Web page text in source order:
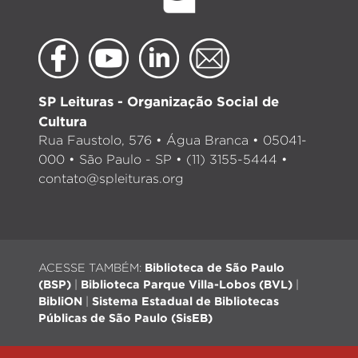
SP Leituras - Organização Social de
Cultura
Rua Faustolo, 576 • Água Branca • 05041-
000 • São Paulo - SP • (11) 3155-5444 •
contato@spleituras.org
ACESSE TAMBÉM: Biblioteca de São Paulo
(BSP)
Biblioteca Parque Villa-Lobos (BVL)
BibliON
Sistema Estadual de Bibliotecas
Públicas de São Paulo (SisEB)